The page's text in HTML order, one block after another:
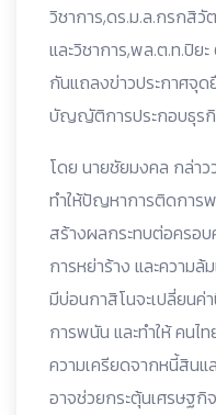
วิชาการ,ดร.ม.ล.กรกสิ
และวิชาการ,พล.ต.ท.ปิย
กันแถลงข่าวประกาศจุด
บัญญัติการประกอบธุรกิ
โดย นายชัยมงคล กล่าว
ทำให้ปัญหาการติดการ
สร้างผลกระทบต่อครอบ
การหย่าร้าง และความล้
มีบ่อนกาสิโนจะเปลี่ยน
การพนัน และทำให้ คน
ความเครียดจากหนี้สินแ
อาจช่วยกระตุ้นเศรษฐกิจ